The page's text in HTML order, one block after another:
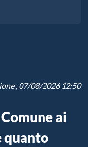
, 07/08/2026 12:50
ai
quanto